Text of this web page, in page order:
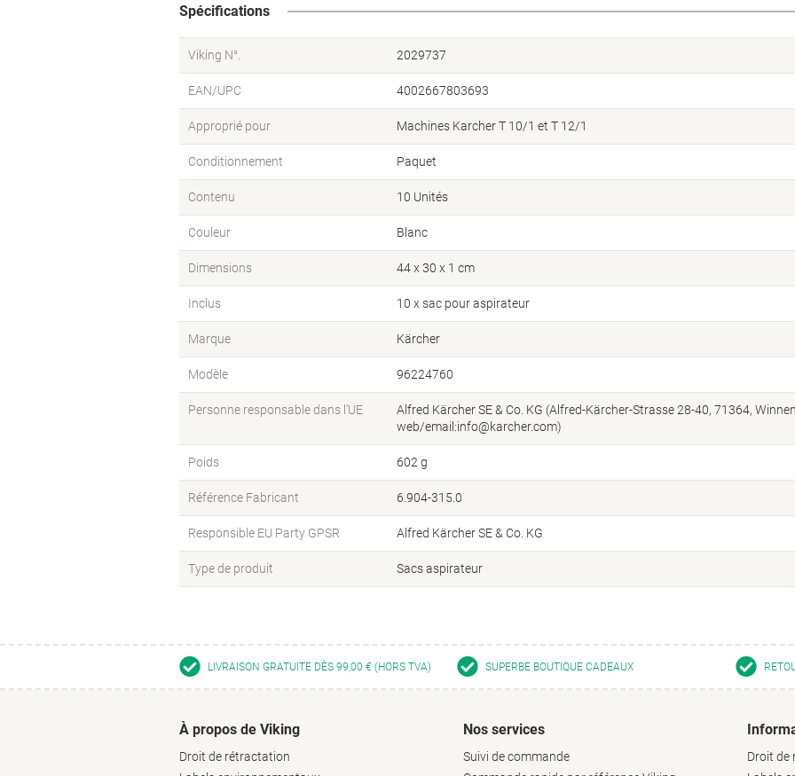
Spécifications
Viking N°. 2029737
EAN/UPC 4002667803693
Approprié pour Machines Karcher T 10/1 et T 12/1
Conditionnement Paquet
Contenu 10 Unités
Couleur Blanc
Dimensions 44 x 30 x 1 cm
Inclus 10 x sac pour aspirateur
Marque Kärcher
Modèle 96224760
Personne responsable dans l’UE
Alfred Kärcher SE & Co. KG (Alfred-Kärcher-Strasse 28-40, 71364,
web/email:info@karcher.com)
Poids 602 g
Référence Fabricant 6.904-315.0
Responsible EU Party GPSR Alfred Kärcher SE & Co. KG
Type de produit Sacs aspirateur
LIVRAISON GRATUITE DÈS 99,00 € (HORS TVA) SUPERBE BOUTIQUE CADEAUX
À propos de Viking
Droit de rétractation
Nos services
Suivi de commande
Droit de